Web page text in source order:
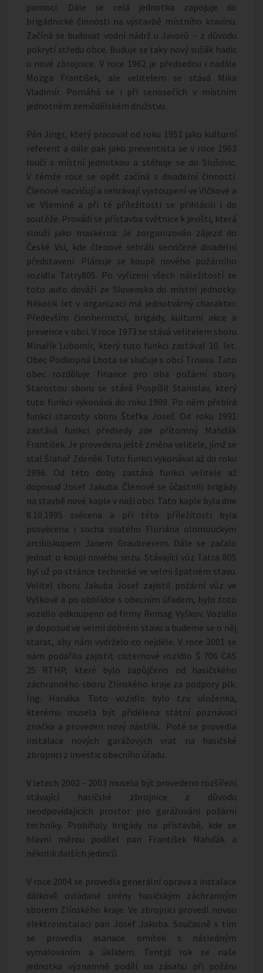
pomoci. Dále se celá jednotka zapojuje do
brigádnické činnosti na výstavbě místního kravínu.
Začíná se budovat vodní nádrž u Javorů – z důvodu
pokrytí středu obce. Buduje se taky nový sušák hadic
u nové zbrojnice. V roce 1962 je předsedou i nadále
Mozga František, ale velitelem se stává Mika
Vladimír. Pomáhá se i při senosečích v místním
jednotném zemědělském družstvu.
Pán Jingr, který pracoval od roku 1951 jako kulturní
referent a dále pak jako preventista se v roce 1963
loučí s místní jednotkou a stěhuje se do Slušovic.
V témže roce se opět začíná s divadelní činností.
Členové nacvičují a sehrávají vystoupení ve Vlčkové a
ve Všemině a při té příležitosti se přihlásili i do
soutěže. Provádí se přístavba světnice k jevišti, která
slouží jako maskérna. Je zorganizován zájezd do
České Vsi, kde členové sehráli secvičené divadelní
představení. Plánuje se koupě nového požárního
vozidla Tatry805. Po vyřízení všech náležitostí se
toto auto dováží ze Slovenska do místní jednotky.
Několik let v organizaci má jednotvárný charakter.
Především činohernictví, brigády, kulturní akce a
prevence v obci. V roce 1973 se stává velitelem sboru
Minařík Lubomír, který tuto funkci zastával 10. let.
Obec Podkopná Lhota se slučuje s obcí Trnava. Tato
obec rozděluje finance pro oba požární sbory.
Starostou sboru se stává Pospíšil Stanislav, který
tuto funkci vykonává do roku 1989. Po něm přebírá
funkci starosty sboru Štefka Josef. Od roku 1991
zastává funkci předsedy zde přítomný Mahďák
František. Je provedena ještě změna velitele, jímž se
stal Šlahař Zdeněk. Tuto funkci vykonával až do roku
1996. Od této doby zastává funkci velitele až
doposud Josef Jakuba. Členové se účastnili brigády
na stavbě nové kaple v naši obci. Tato kaple byla dne
8.10.1995 svěcena a při této příležitosti byla
posvěcena i socha svatého Floriána olomouckým
arcibiskupem Janem Graubnerem. Dále se začalo
jednat o koupi nového vozu. Stávající vůz Tatra 805
byl už po stránce technické ve velmi špatném stavu.
Velitel sboru Jakuba Josef zajistil požární vůz ve
Vyškově a po obhlídce s obecním úřadem, bylo toto
vozidlo odkoupeno od firmy Remag Vyškov. Vozidlo
je doposud ve velmi dobrém stavu a budeme se o něj
starat, aby nám vydrželo co nejdéle. V roce 2001 se
nám podařilo zajistit cisternové vozidlo Š 706 CAS
25 RTHP, které bylo zapůjčeno od hasičského
záchranného sboru Zlínského kraje za podpory plk.
Ing. Hanáka. Toto vozidlo bylo tzv. uloženka,
kterému musela být přidělena státní poznávací
značka a proveden nový nástřik. Poté se provedla
instalace nových garážových vrat na hasičské
zbrojnici z investic obecního úřadu.
V letech 2002 – 2003 muselo být provedeno rozšíření
stávající hasičské zbrojnice z důvodu
neodpovídajících prostor pro garážování požární
techniky. Probíhaly brigády na přístavbě, kde se
hlavní měrou podílel pan František Mahďák a
několik dalších jedinců.
V roce 2004 se provedla generální oprava a instalace
dálkově ovládané sirény hasičským záchranným
sborem Zlínského kraje. Ve zbrojnici provedl novou
elektroinstalaci pan Josef Jakuba. Současně s tím
se provedla asanace omítek s následným
vymalováním a úklidem. Tentýž rok se naše
jednotka významně podílí na zásahu při požáru